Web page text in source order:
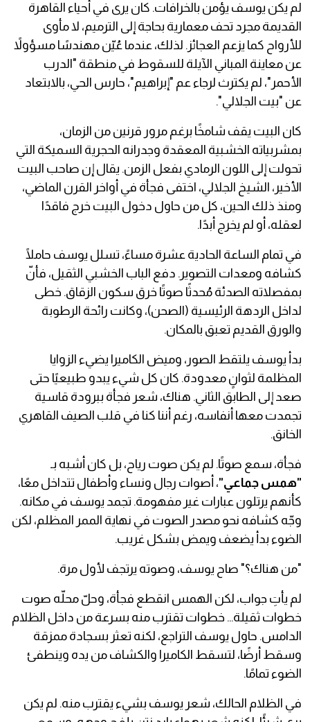
​لم يكن يوسف يؤمن بالخرافات. كان يرى في أحياء القاهرة
القديمة مجرد تحف معمارية بحاجة إلى الترميم، لا مأوى
للأرواح كما يزعم العجائز. لذلك، عندما عُيّن مهندسًا مسؤولاً
عن معاينة المباني الآيلة للسقوط في منطقة "الدرب
الأحمر"، لم يكترث لرجاء عم "إبراهيم"، حارس الحي، بالابتعاد
عن "بيت الجلالي".
​كان البيت يقف شامخًا برغم مرور قرنين من الزمان،
بمشربياته الخشبية المعقدة وجدرانه الحجرية السميكة التي
تحولت إلى اللون الرمادي بفعل الزمن. يقال إن صاحب البيت
الأخير، الشيخ الجلالي، اختفى فجأة في أواخر القرن الماضي،
ومنذ ذلك الحين، كل من حاول دخول البيت خرج فاقدًا
لعقله، أو لم يخرج أبدًا.
​في تمام الساعة الحادية عشرة مساءً، تسلل يوسف حاملًا
كشافه ومعدات التصوير. دفع الباب الخشبي الثقيل، فأنّ
بمفصلاته الصدئة مُحدثًا صوتًا خرق سكون الزقاق. خطى
لداخل الردهة الرئيسية (الصحن)، وكانت رائحة الرطوبة
والورق القديم تعبق بالمكان.
​بدأ يوسف يلتقط الصور، وميض الكاميرا يضيء الزوايا
المظلمة لثوانٍ معدودة. كان كل شيء يبدو طبيعيًا حتى
صعد إلى الطابق الثاني. هناك، شعر فجأة ببرودة قاسية
تجمدت معها أنفاسه، رغم أننا كنا في قلب الصيف القاهري
الخانق.
​فجأة، سمع صوتًا. لم يكن صوت رياح، بل كان أشبه بـ
"همس جماعي"، أصوات رجال ونساء وأطفال تتداخل معًا،
كأنهم يرتلون عبارات غير مفهومة. تجمد يوسف في مكانه.
وجّه كشافه نحو مصدر الصوت في نهاية الممر المظلم، لكن
الضوء بدأ يضعف ويمض بشكل غريب.
​"من هناك؟" صاح يوسف، وصوته يرتجف لأول مرة.
​لم يأتِ جواب، لكن الهمس انقطع فجأة، وحلّ محلّه صوت
خطوات ثقيلة... خطوات تقترب منه بسرعة من داخل الظلام
الدامس. حاول يوسف التراجع، لكنه تعثر بسجادة ممزقة
وسقط أرضًا، لتسقط الكاميرا والكشاف من يده وينطفئ
الضوء تمامًا.
​في الظلام الحالك، شعر يوسف بشيء يقترب منه. لم يكن